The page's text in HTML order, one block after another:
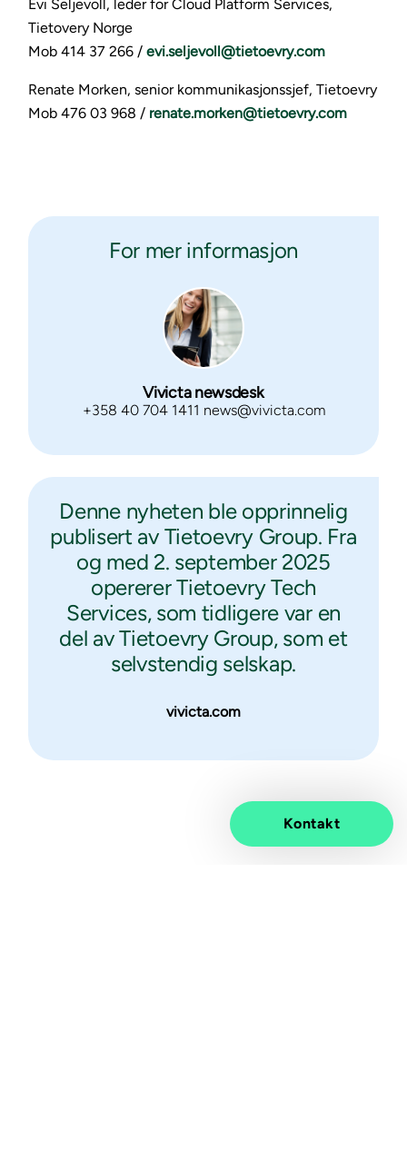
Evi Seljevoll, leder for Cloud Platform Services,
Tietovery Norge
Mob 414 37 266 / evi.seljevoll@tietoevry.com
Renate Morken, senior kommunikasjonssjef, Tietoevry
Mob 476 03 968 / renate.morken@tietoevry.com
For mer informasjon
Vivicta newsdesk
+358 40 704 1411 news@vivicta.com
Kontakt
Denne nyheten ble opprinnelig
publisert av Tietoevry Group. Fra
og med 2. september 2025
opererer Tietoevry Tech
Services, som tidligere var en
del av Tietoevry Group, som et
selvstendig selskap.
vivicta.com